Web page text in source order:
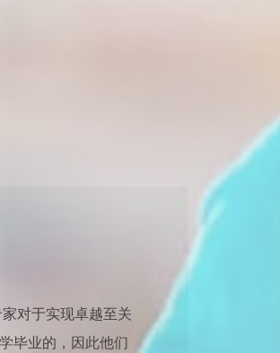
对于实现卓越至关
毕业的，因此他们